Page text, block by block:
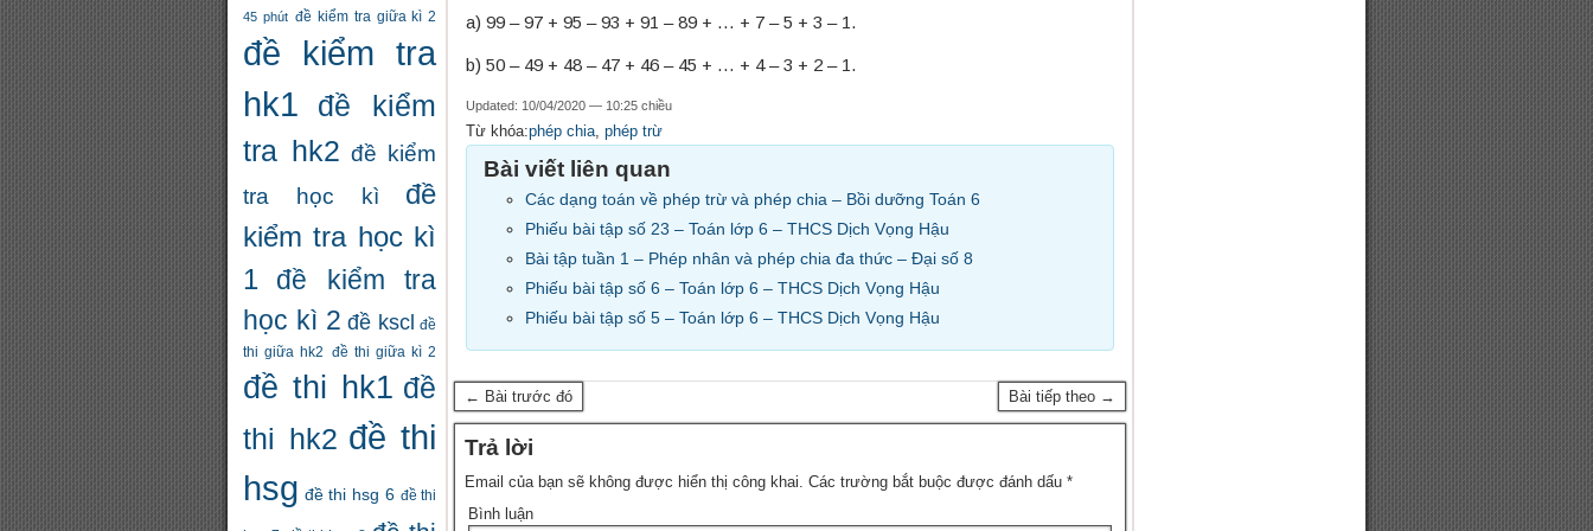
45 phút đề kiểm tra giữa kì 2
đề kiểm tra
hk1
đề kiểm
tra hk2 đề kiểm
tra học kì
đề
kiểm tra học kì
1
đề kiểm tra
học kì 2 đề kscl đề
thi giữa hk2 đề thi giữa kì 2
đề thi hk1 đề
thi hk2 đề thi
hsg đề thi hsg 6 đề thi
a) 99 – 97 + 95 – 93 + 91 – 89 + … + 7 – 5 + 3 – 1.
b) 50 – 49 + 48 – 47 + 46 – 45 + … + 4 – 3 + 2 – 1.
Updated: 10/04/2020 — 10:25 chiều
Từ khóa:phép chia,phép trừ
Bài viết liên quan
Các dạng toán về phép trừ và phép chia – Bồi dưỡng Toán 6
Phiếu bài tập số 23 – Toán lớp 6 – THCS Dịch Vọng Hậu
Bài tập tuần 1 – Phép nhân và phép chia đa thức – Đại số 8
Phiếu bài tập số 6 – Toán lớp 6 – THCS Dịch Vọng Hậu
Phiếu bài tập số 5 – Toán lớp 6 – THCS Dịch Vọng Hậu
← Bài trước đó Bài tiếp theo →
Trả lời
Email của bạn sẽ không được hiển thị công khai. Các trường bắt buộc được đánh dấu*
Bình luận